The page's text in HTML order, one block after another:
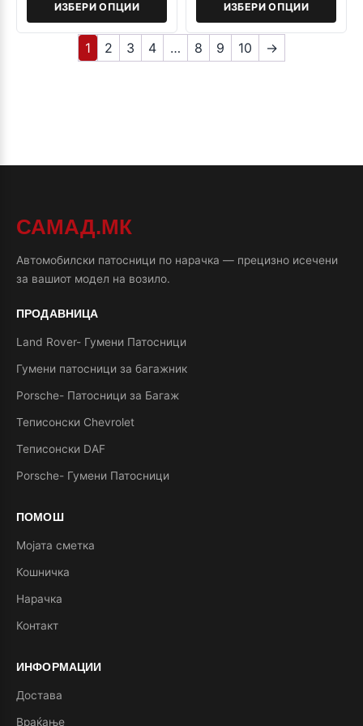
ИЗБЕРИ ОПЦИИ ИЗБЕРИ ОПЦИИ
1 2 3 4 … 8 9 10 →
САМАД.МК
Автомобилски патосници по нарачка — прецизно исечени
за вашиот модел на возило.
ПРОДАВНИЦА
Land Rover- Гумени Патосници
Гумени патосници за багажник
Porsche- Патосници за Багаж
Теписонски Chevrolet
Теписонски DAF
Porsche- Гумени Патосници
ПОМОШ
Мојата сметка
Кошничка
Нарачка
Контакт
ИНФОРМАЦИИ
Достава
Враќање